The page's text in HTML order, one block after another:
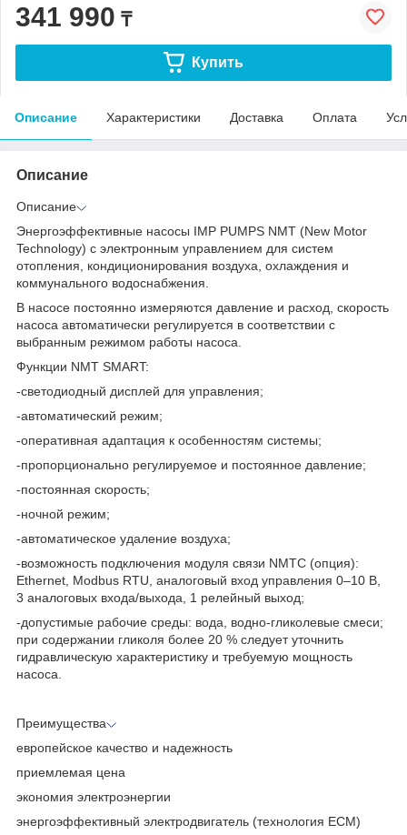
341 990 ₸
Купить
Описание Характеристики Доставка Оплата
Описание
Описание
Энергоэффективные насосы IMP PUMPS NMT (New Motor
Technology) с электронным управлением для систем
отопления, кондиционирования воздуха, охлаждения и
коммунального водоснабжения.
В насосе постоянно измеряются давление и расход, скорость
насоса автоматически регулируется в соответствии с
выбранным режимом работы насоса.
Функции NMT SMART:
-светодиодный дисплей для управления;
-автоматический режим;
-оперативная адаптация к особенностям системы;
-пропорционально регулируемое и постоянное давление;
-постоянная скорость;
-ночной режим;
-автоматическое удаление воздуха;
-возможность подключения модуля связи NMTC (опция):
Ethernet, Modbus RTU, аналоговый вход управления 0–10 В,
3 аналоговых входа/выхода, 1 релейный выход;
-допустимые рабочие среды: вода, водно-гликолевые смеси;
при содержании гликоля более 20 % следует уточнить
гидравлическую характеристику и требуемую мощность
насоса.
Преимущества
европейское качество и надежность
приемлемая цена
экономия электроэнергии
энергоэффективный электродвигатель (технология ECM)